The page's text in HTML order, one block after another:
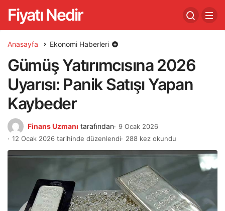
Fiyatı Nedir
Anasayfa Ekonomi Haberleri
Gümüş Yatırımcısına 2026
Uyarısı: Panik Satışı Yapan
Kaybeder
Finans Uzmanı tarafından
9 Ocak 2026
12 Ocak 2026 tarihinde düzenlendi
288 kez okundu